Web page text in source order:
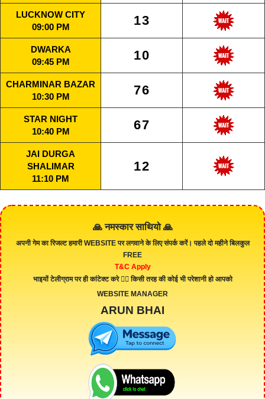
LUCKNOW CITY
09:00 PM
13
DWARKA
09:45 PM
10
CHARMINAR BAZAR
10:30 PM
76
STAR NIGHT
10:40 PM
67
JAI DURGA
SHALIMAR
11:10 PM
12
🙏 नमस्कार साथियो 🙏
अपनी गेम का रिजल्ट हमारीWEBSITEपर लगवाने के लिए संपर्क करें। पहले दो महीने बिलकुल
FREE
T&C Apply
भाइयों टेलीग्राम पर ही कांटेक्ट करे 👇🏻 किसी तरह की कोई भी परेशानी हो आपको
WEBSITE MANAGER
ARUN BHAI